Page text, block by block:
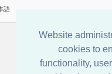
Website
cookies to
functionality,
語